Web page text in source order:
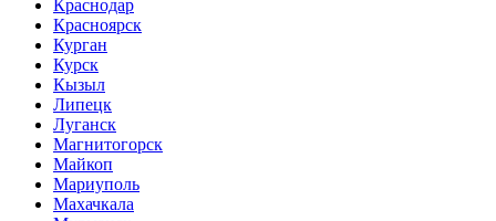
Краснодар
Красноярск
Курган
Курск
Кызыл
Липецк
Луганск
Магнитогорск
Майкоп
Мариуполь
Махачкала